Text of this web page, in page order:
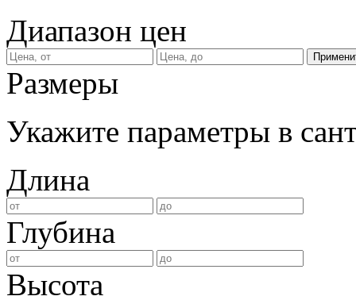
Диапазон цен
Размеры
Укажите параметры в
Длина
Глубина
Высота